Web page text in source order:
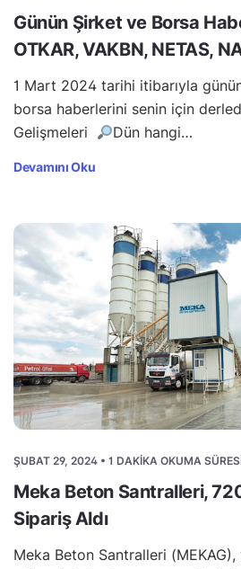
Günün Şirket ve Borsa
OTKAR, VAKBN, NETAS,
1 Mart 2024 tarihi itibarıyla
borsa haberlerini senin için
Gelişmeleri
Dün hangi…
Devamını Oku
ŞUBAT 29, 2024 • 1 DAKIKA OKUMA
Meka Beton Santralleri,
Sipariş Aldı
Meka Beton Santralleri